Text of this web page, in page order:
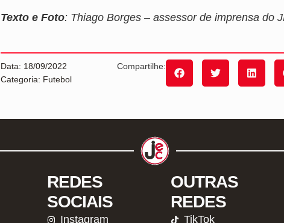
Texto e Foto: Thiago Borges – assessor de imprensa do
Data: 18/09/2022
Categoria: Futebol
Compartilhe:
REDES
SOCIAIS
Instagram
OUTRAS
REDES
TikTok